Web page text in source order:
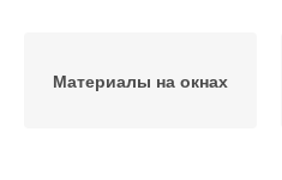
Материалы на окнах